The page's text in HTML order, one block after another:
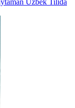
Uzbek Tilida